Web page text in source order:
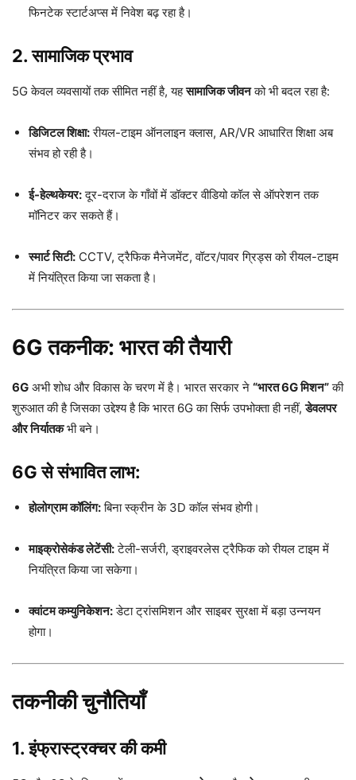
फिनटेक स्टार्टअप्स में निवेश बढ़ रहा है।
2. सामाजिक प्रभाव
5G केवल व्यवसायों तक सीमित नहीं है, यहसामाजिक जीवनको भी बदल रहा है:
डिजिटल शिक्षा:रीयल-टाइम ऑनलाइन क्लास, AR/VR आधारित शिक्षा अब
संभव हो रही है।
ई-हेल्थकेयर:दूर-दराज के गाँवों में डॉक्टर वीडियो कॉल से ऑपरेशन तक
मॉनिटर कर सकते हैं।
स्मार्ट सिटी: CCTV, ट्रैफिक मैनेजमेंट, वॉटर/पावर ग्रिड्स को रीयल-टाइम
में नियंत्रित किया जा सकता है।
6G तकनीक: भारत की तैयारी
6G अभी शोध और विकास के चरण में है। भारत सरकार ने “भारत 6G मिशन”की
शुरुआत की है जिसका उद्देश्य है कि भारत 6G का सिर्फ उपभोक्ता ही नहीं,डेवलपर
और निर्यातकभी बने।
6G से संभावित लाभ:
होलोग्राम कॉलिंग:बिना स्क्रीन के 3D कॉल संभव होगी।
माइक्रोसेकंड लेटेंसी:टेली-सर्जरी, ड्राइवरलेस ट्रैफिक को रीयल टाइम में
नियंत्रित किया जा सकेगा।
क्वांटम कम्युनिकेशन:डेटा ट्रांसमिशन और साइबर सुरक्षा में बड़ा उन्नयन
होगा।
तकनीकी चुनौतियाँ
1. इंफ्रास्ट्रक्चर की कमी